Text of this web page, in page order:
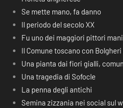
Se mette mano, fa danno
Il periodo del secolo XX
Fu uno dei maggiori pittori
Il Comune toscano con
Una pianta dai fiori gialli,
Una tragedia di Sofocle
La penna degli antichi
Semina zizzania nei social sul